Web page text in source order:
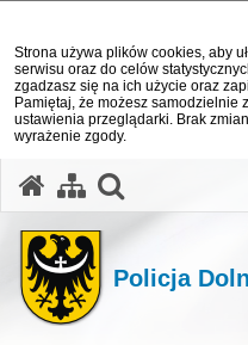
Strona używa plików cookies, aby
serwisu oraz do celów
zgadzasz się na ich użycie oraz
Pamiętaj, że możesz samodzielnie
ustawienia przeglądarki. Brak
wyrażenie zgody.
Policja